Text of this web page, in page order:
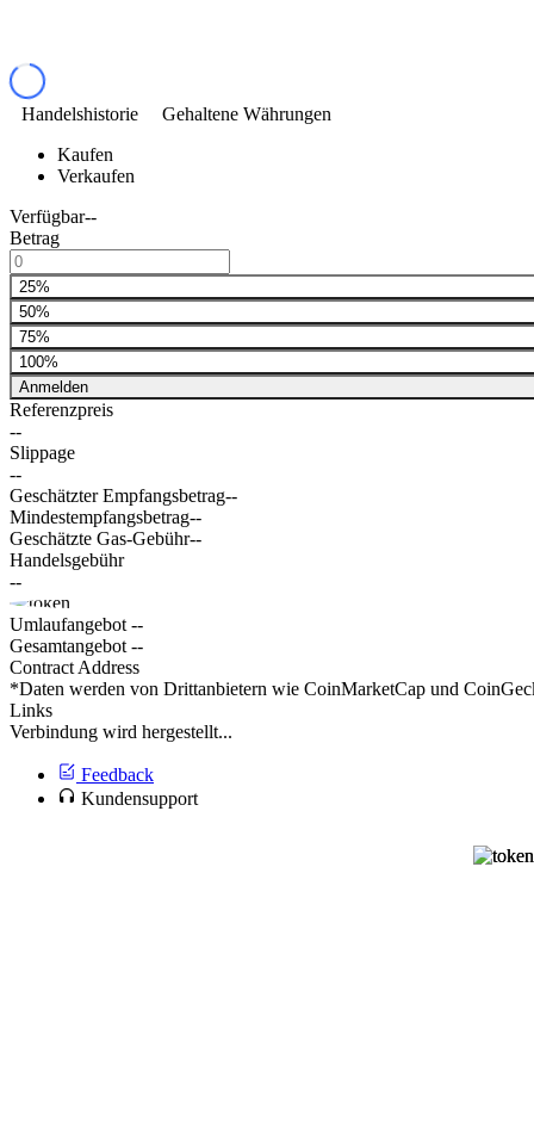
Handelshistorie
Gehaltene Währungen
Kaufen
Verkaufen
Verfügbar--
Betrag
25%
50%
75%
100%
Anmelden
Referenzpreis
--
Slippage
--
Geschätzter Empfangsbetrag--
Mindestempfangsbetrag--
Geschätzte Gas-Gebühr--
Handelsgebühr
--
Umlaufangebot --
Gesamtangebot --
Contract Address
*Daten werden von Drittanbietern wie CoinMarketCap und
Links
Verbindung wird hergestellt...
Feedback
Kundensupport